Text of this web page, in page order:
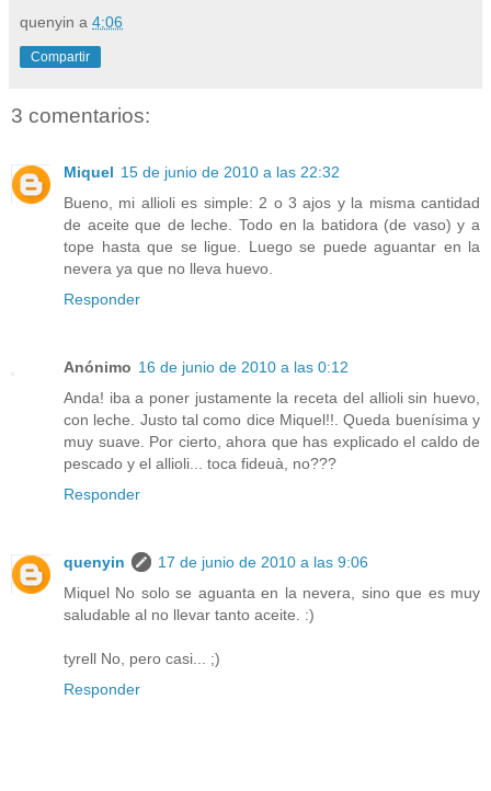
quenyin a 4:06
Compartir
3 comentarios:
Miquel 15 de junio de 2010 a las 22:32
Bueno, mi allioli es simple: 2 o 3 ajos y la misma cantidad
de aceite que de leche. Todo en la batidora (de vaso) y a
tope hasta que se ligue. Luego se puede aguantar en la
nevera ya que no lleva huevo.
Responder
Anónimo 16 de junio de 2010 a las 0:12
Anda! iba a poner justamente la receta del allioli sin huevo,
con leche. Justo tal como dice Miquel!!. Queda buenísima y
muy suave. Por cierto, ahora que has explicado el caldo de
pescado y el allioli... toca fideuà, no???
Responder
quenyin
17 de junio de 2010 a las 9:06
Miquel No solo se aguanta en la nevera, sino que es muy
saludable al no llevar tanto aceite. :)
tyrell No, pero casi... ;)
Responder